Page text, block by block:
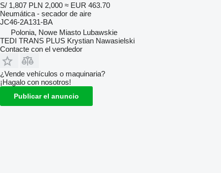
S/ 1,807 PLN 2,000 ≈ EUR 463.70
Neumática - secador de aire
JC46-2A131-BA
Polonia, Nowe Miasto Lubawskie
TEDI TRANS PLUS Krystian Nawasielski
Contacte con el vendedor
¿Vende vehículos o maquinaria?
¡Hagalo con nosotros!
Publicar el anuncio